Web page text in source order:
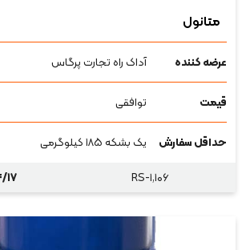
متانول
عرضه کننده آداک راه تجارت پرگاس
قیمت توافقی
حداقل سفارش
یک بشکه ۱۸۵ کیلوگرمی
RS-۱,۱۰۶